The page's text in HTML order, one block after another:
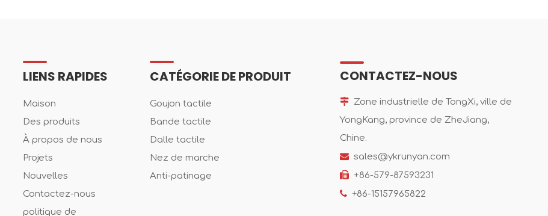
LIENS RAPIDES
Maison
Des produits
À propos de nous
Projets
Nouvelles
Contactez-nous
politique de
CATÉGORIE DE PRODUIT
Goujon tactile
Bande tactile
Dalle tactile
Nez de marche
Anti-patinage
CONTACTEZ-NOUS
Zone industrielle de TongXi, ville de
YongKang, province de ZheJiang,
Chine.
 sales@ykrunyan.com
 +86-579-87593231
 +86-15157965822